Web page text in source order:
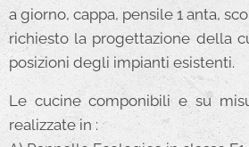
a giorno, cappa, pensile 1 anta,
richiesto la progettazione della
posizioni degli impianti esistenti.
Le cucine componibili e su
realizzate in :